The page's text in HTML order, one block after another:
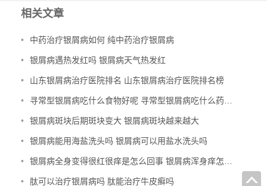
相关文章
• 中药治疗银屑病如何 纯中药治疗银屑病
• 银屑病遇热发红吗 银屑病天气热发红
• 山东银屑病治疗医院排名 山东银屑病治疗医院排名榜
• 寻常型银屑病吃什么食物好呢 寻常型银屑病吃什么药效果好
• 银屑病斑块后期斑块变大 银屑病斑块越来越大
• 银屑病能用海盐洗头吗 银屑病可以用盐水洗头吗
• 银屑病全身变得很红很痒是怎么回事 银屑病浑身痒怎么办
• 肽可以治疗银屑病吗 肽能治疗牛皮癣吗